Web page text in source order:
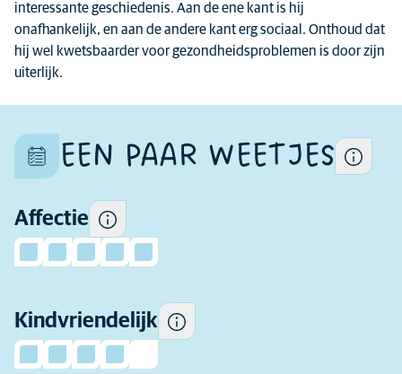
interessante geschiedenis. Aan de ene kant is hij
onafhankelijk, en aan de andere kant erg sociaal. Onthoud dat
hij wel kwetsbaarder voor gezondheidsproblemen is door zijn
uiterlijk.
EEN PAAR WEETJES
Affectie
Kindvriendelijk
Elke kat is uniek en de
kenmerken binnen het ras
kunnen ook verschillen.
Hoeveel affectie je kunt
Sommige katten zijn over het
algemeen speelser en socialer
het gedrag van kinderen beter
dan andere katten.
Hoe actief dit ras is.